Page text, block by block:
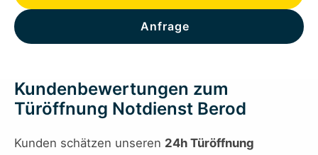
Anfrage
Kundenbewertungen zum
Türöffnung Notdienst Berod
Kunden schätzen unseren 24h Türöffnung